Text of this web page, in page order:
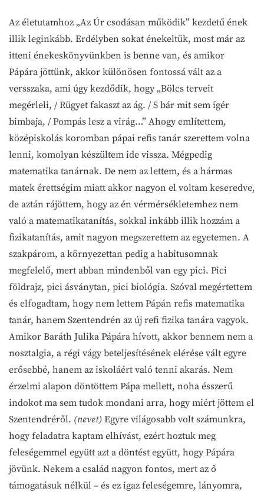
Az életutamhoz „Az Úr csodásan működik” kezdetű ének
illik leginkább. Erdélyben sokat énekeltük, most már az
itteni énekeskönyvünkben is benne van, és amikor
Pápára jöttünk, akkor különösen fontossá vált az a
versszaka, ami úgy kezdődik, hogy „Bölcs terveit
megérleli, / Rügyet fakaszt az ág. / S bár mit sem ígér
bimbaja, / Pompás lesz a virág…” Ahogy említettem,
középiskolás koromban pápai refis tanár szerettem volna
lenni, komolyan készültem ide vissza. Mégpedig
matematika tanárnak. De nem az lettem, és a hármas
matek érettségim miatt akkor nagyon el voltam keseredve,
de aztán rájöttem, hogy az én vérmérsékletemhez nem
való a matematikatanítás, sokkal inkább illik hozzám a
fizikatanítás, amit nagyon megszerettem az egyetemen. A
szakpárom, a környezettan pedig a habitusomnak
megfelelő, mert abban mindenből van egy pici. Pici
földrajz, pici ásványtan, pici biológia. Szóval megértettem
és elfogadtam, hogy nem lettem Pápán refis matematika
tanár, hanem Szentendrén az új refi fizika tanára vagyok.
Amikor Baráth Julika Pápára hívott, akkor bennem nem a
nosztalgia, a régi vágy beteljesítésének elérése vált egyre
erősebbé, hanem az iskoláért való tenni akarás. Nem
érzelmi alapon döntöttem Pápa mellett, noha ésszerű
indokot ma sem tudok mondani arra, hogy miért jöttem el
Szentendréről. (nevet) Egyre világosabb volt számunkra,
hogy feladatra kaptam elhívást, ezért hoztuk meg
feleségemmel együtt azt a döntést együtt, hogy Pápára
jövünk. Nekem a család nagyon fontos, mert az ő
támogatásuk nélkül – és ez igaz feleségemre, lányomra,